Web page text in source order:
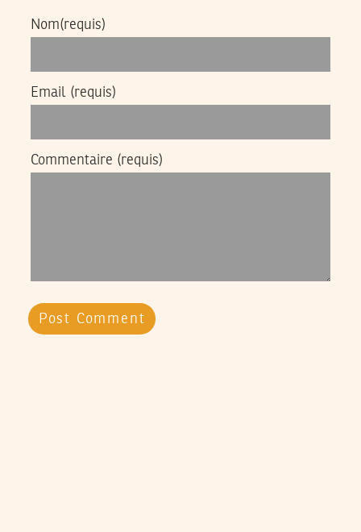
Nom(requis)
Email (requis)
Commentaire (requis)